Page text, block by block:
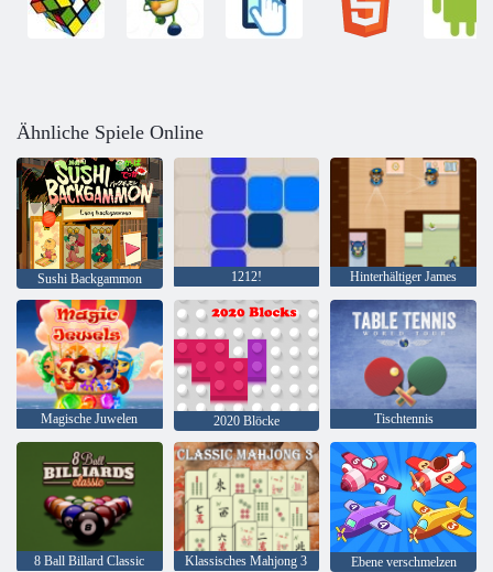
Ähnliche Spiele Online
Sushi Backgammon 1212! Hinterhältiger James
Magische Juwelen 2020 Blöcke Tischtennis
8 Ball Billard Classic Klassisches Mahjong 3 Ebene verschmelzen